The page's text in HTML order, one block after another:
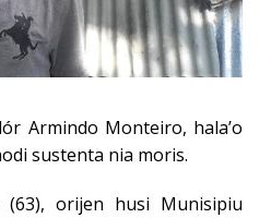
Armindo Monteiro, hala’o
sustenta nia moris.
orijen husi Munisipiu